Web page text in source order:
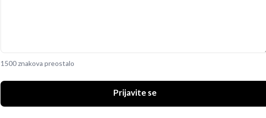
1500 znakova preostalo
Prijavite se